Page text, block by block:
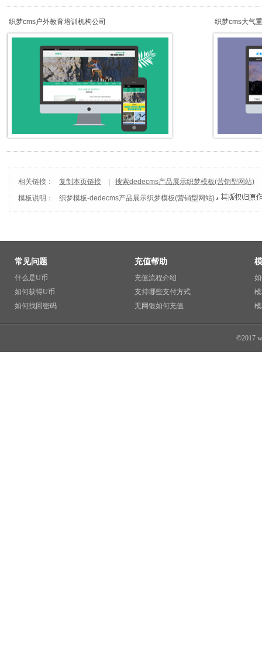
织梦cms户外教育培训机构公司 织梦cms大气
相关链接： 复制本页链接 搜索dedecms产品展示织梦模板(营销型网站)
模板说明：
织梦模板-dedecms产品展示织梦模板(营销型网站)
常见问题
什么是U币
如何获得U币
如何找回密码
充值帮助
充值流程介绍
支持哪些支付方式
无网银如何充值
©2017